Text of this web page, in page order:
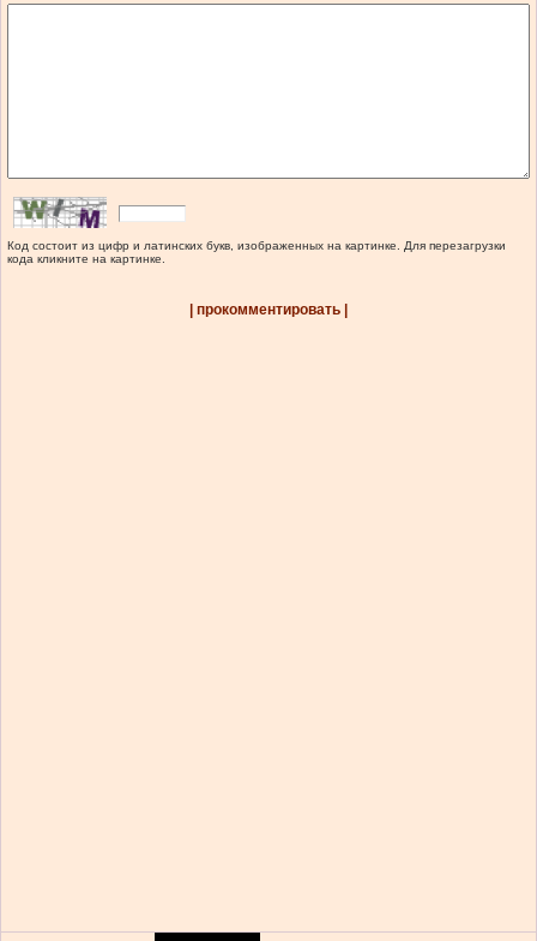
Код состоит из цифр и латинских букв, изображенных на картинке. Для перезагрузки
кода кликните на картинке.
| прокомментировать |